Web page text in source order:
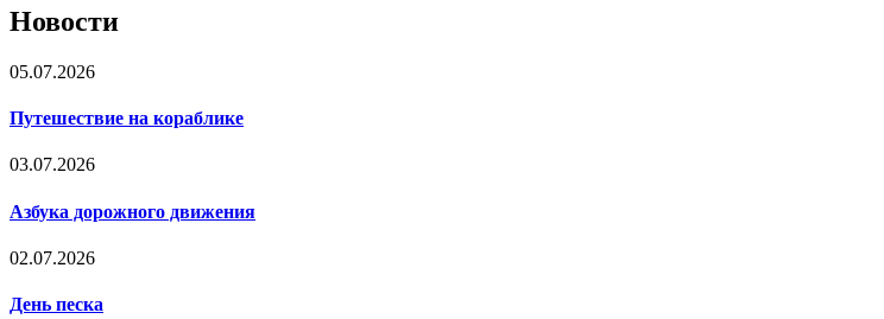
Новости
05.07.2026
Путешествие на кораблике
03.07.2026
Азбука дорожного движения
02.07.2026
День песка